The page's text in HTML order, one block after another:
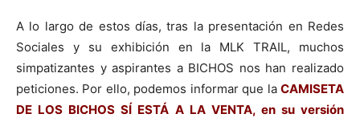
A lo largo de estos días, tras la presentación en Redes
Sociales y su exhibición en la MLK TRAIL, muchos
simpatizantes y aspirantes a BICHOS nos han realizado
peticiones. Por ello, podemos informar que la CAMISETA
DE LOS BICHOS SÍ ESTÁ A LA VENTA, en su versión